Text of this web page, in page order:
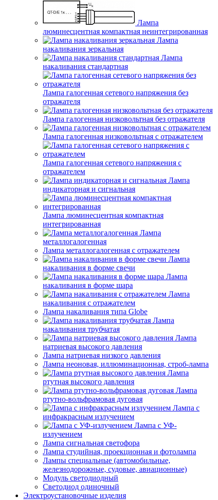
Лампа
люминесцентная компактная неинтегрированная
Лампа
накаливания зеркальная
Лампа
накаливания стандартная
Лампа галогенная сетевого напряжения без
отражателя
Лампа галогенная низковольтная без отражателя
Лампа галогенная низковольтная с отражателем
Лампа галогенная сетевого напряжения с
отражателем
Лампа
индикаторная и сигнальная
Лампа люминесцентная компактная
интегрированная
Лампа
металлогалогенная
Лампа металлогалогенная с отражателем
Лампа
накаливания в форме свечи
Лампа
накаливания в форме шара
Лампа
накаливания с отражателем
Лампа накаливания типа Globe
Лампа
накаливания трубчатая
Лампа
натриевая высокого давления
Лампа натриевая низкого давления
Лампа неоновая, иллюминационная, строб-лампа
Лампа
ртутная высокого давления
Лампа
ртутно-вольфрамовая дуговая
Лампа с
инфракрасным излучением
Лампа с УФ-
излучением
Лампа сигнальная светофора
Лампа студийная, проекционная и фотолампа
Лампы специальные (автомобильные,
железнодорожные, судовые, авиационные)
Модуль светодиодный
Светодиод одиночный
Электроустановочные изделия